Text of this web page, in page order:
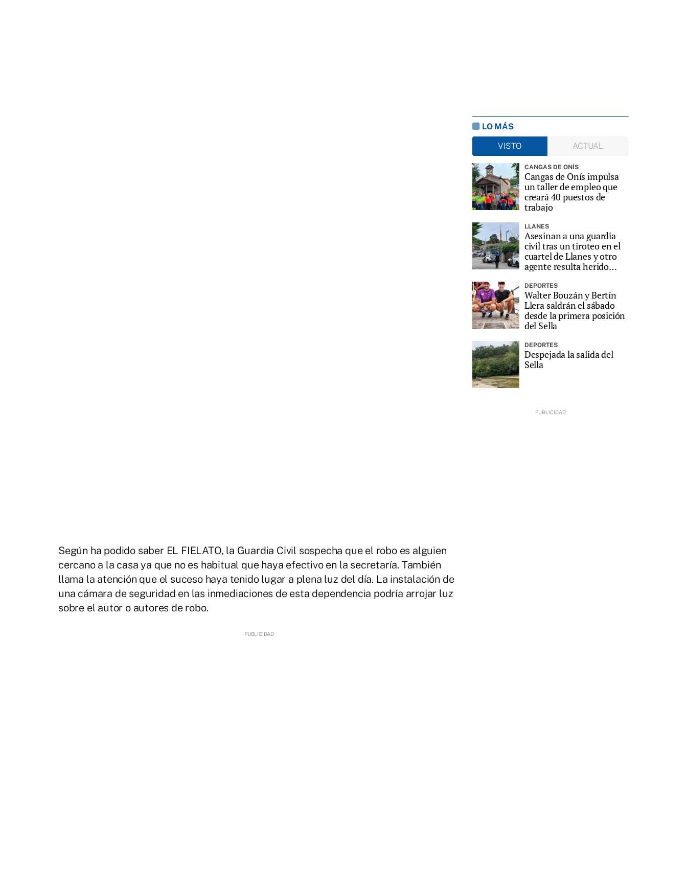
Según ha podido saber EL FIELATO, la Guardia Civil sospecha que el robo es alguien
cercano a la casa ya que no es habitual que haya efectivo en la secretaría. También
llama la atención que el suceso haya tenido lugar a plena luz del día. La instalación de
una cámara de seguridad en las inmediaciones de esta dependencia podría arrojar luz
sobre el autor o autores de robo.
LO MÁS
VISTO
ACTUAL
CANGAS DE ONÍS
Cangas de Onís impulsa
un taller de empleo que
creará 40 puestos de
trabajo
LLANES
Asesinan a una guardia
civil tras un tiroteo en el
cuartel de Llanes y otro
agente resulta herido
DEPORTES
Walter Bouzán y Bertín
Llera saldrán el sábado
desde la primera posición
del Sella
DEPORTES
Despejada la salida del
Sella